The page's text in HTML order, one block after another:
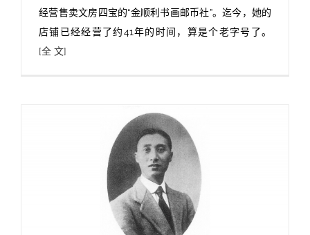
经营售卖文房四宝的“金顺利书画邮币社”。迄今，她的
店铺已经经营了约41年的时间，算是个老字号了。
[全 文]